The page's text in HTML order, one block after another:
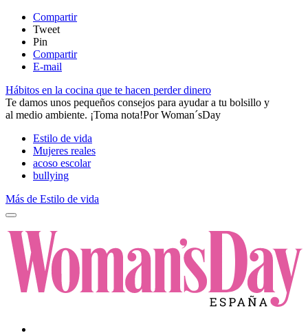
Compartir
Tweet
Pin
Compartir
E-mail
​Hábitos en la cocina que te hacen perder dinero
​Te damos unos pequeños consejos para ayudar a tu bolsillo y
al medio ambiente. ¡Toma nota!​PorWoman´sDay
Estilo de vida
Mujeres reales
acoso escolar
bullying
Más de Estilo de vida